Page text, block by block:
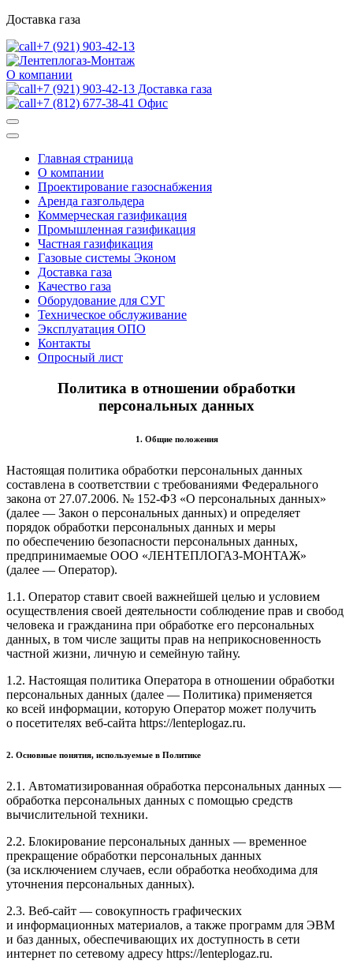
Доставка газа
+7 (921) 903-42-13
О компании
+7 (921) 903-42-13 Доставка газа
+7 (812) 677-38-41 Офис
Главная страница
О компании
Проектирование газоснабжения
Аренда газгольдера
Коммерческая газификация
Промышленная газификация
Частная газификация
Газовые системы Эконом
Доставка газа
Качество газа
Оборудование для СУГ
Техническое обслуживание
Эксплуатация ОПО
Контакты
Опросный лист
Политика в отношении обработки
персональных данных
1. Общие положения
Настоящая политика обработки персональных данных
составлена в соответствии с требованиями Федерального
закона от 27.07.2006. № 152-ФЗ «О персональных данных»
(далее — Закон о персональных данных) и определяет
порядок обработки персональных данных и меры
по обеспечению безопасности персональных данных,
предпринимаемые ООО «ЛЕНТЕПЛОГАЗ-МОНТАЖ»
(далее — Оператор).
1.1. Оператор ставит своей важнейшей целью и условием
осуществления своей деятельности соблюдение прав и свобод
человека и гражданина при обработке его персональных
данных, в том числе защиты прав на неприкосновенность
частной жизни, личную и семейную тайну.
1.2. Настоящая политика Оператора в отношении обработки
персональных данных (далее — Политика) применяется
ко всей информации, которую Оператор может получить
о посетителях веб-сайта https://lenteplogaz.ru.
2. Основные понятия, используемые в Политике
2.1. Автоматизированная обработка персональных данных —
обработка персональных данных с помощью средств
вычислительной техники.
2.2. Блокирование персональных данных — временное
прекращение обработки персональных данных
(за исключением случаев, если обработка необходима для
уточнения персональных данных).
2.3. Веб-сайт — совокупность графических
и информационных материалов, а также программ для ЭВМ
и баз данных, обеспечивающих их доступность в сети
интернет по сетевому адресу https://lenteplogaz.ru.